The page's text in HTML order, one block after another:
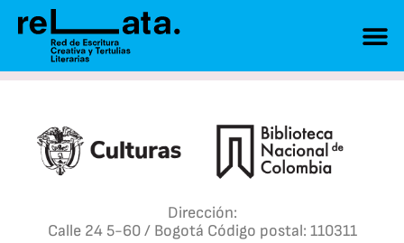
Dirección:
Calle 24 5-60 / Bogotá Código postal: 110311